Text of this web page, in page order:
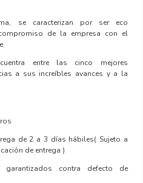
se caracterizan por ser eco
de la empresa con el
entre las cinco mejores
a sus increíbles avances y a la
de 2 a 3 días hábiles( Sujeto a
de entrega )
contra defecto de